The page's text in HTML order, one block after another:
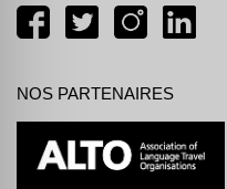
NOS PARTENAIRES